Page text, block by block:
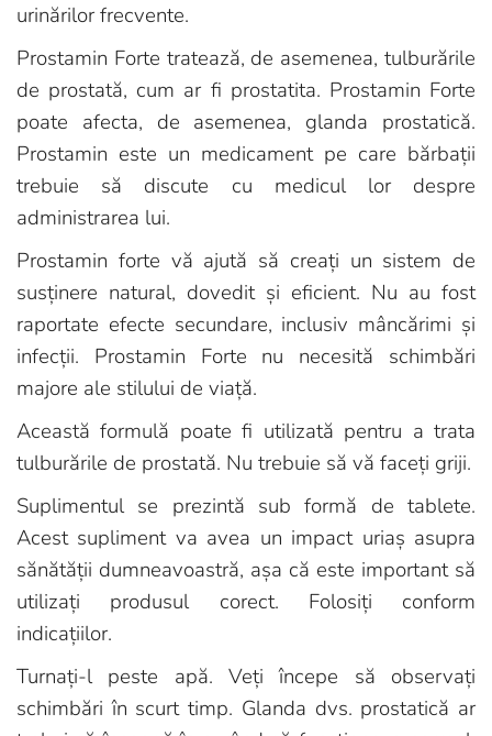
urinărilor frecvente.
Prostamin Forte tratează, de asemenea, tulburările
de prostată, cum ar fi prostatita. Prostamin Forte
poate afecta, de asemenea, glanda prostatică.
Prostamin este un medicament pe care bărbații
trebuie să discute cu medicul lor despre
administrarea lui.
Prostamin forte vă ajută să creați un sistem de
susținere natural, dovedit și eficient. Nu au fost
raportate efecte secundare, inclusiv mâncărimi și
infecții. Prostamin Forte nu necesită schimbări
majore ale stilului de viață.
Această formulă poate fi utilizată pentru a trata
tulburările de prostată. Nu trebuie să vă faceți griji.
Suplimentul se prezintă sub formă de tablete.
Acest supliment va avea un impact uriaș asupra
sănătății dumneavoastră, așa că este important să
utilizați produsul corect. Folosiți conform
indicațiilor.
Turnați-l peste apă. Veți începe să observați
schimbări în scurt timp. Glanda dvs. prostatică ar